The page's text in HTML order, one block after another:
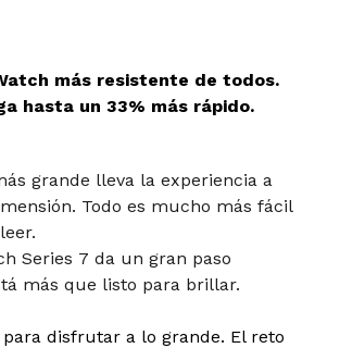
más resistente de todos.
hasta un 33% más rápido.
grande lleva la experiencia a
Todo es mucho más fácil
Series 7 da un gran paso
más que listo para brillar.
disfrutar a lo grande. El reto